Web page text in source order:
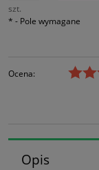
szt.
* - Pole wymagane
Ocena:
Opis